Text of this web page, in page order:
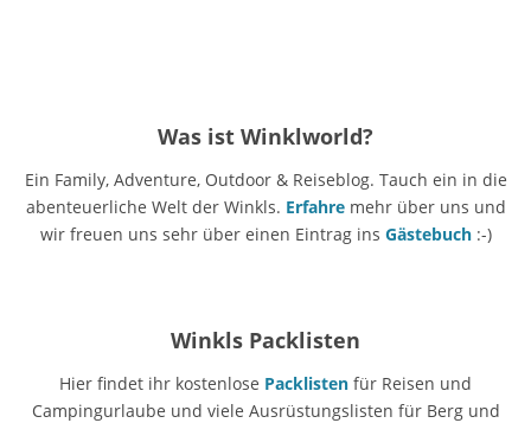
Was ist Winklworld?
Ein Family, Adventure, Outdoor & Reiseblog. Tauch ein in die
abenteuerliche Welt der Winkls. Erfahremehr über uns und
wir freuen uns sehr über einen Eintrag ins Gästebuch:-)
Winkls Packlisten
Hier findet ihr kostenlose Packlisten für Reisen und
Campingurlaube und viele Ausrüstungslisten für Berg und